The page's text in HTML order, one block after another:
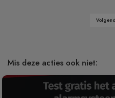
Mis deze acties ook niet: